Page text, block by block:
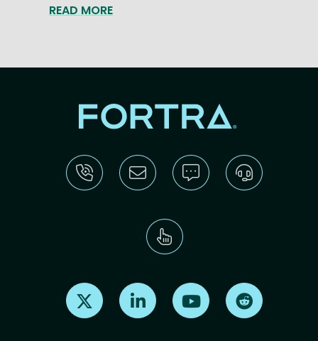
READ MORE
Find us on X Find us on LinkedInFind us on Youtube